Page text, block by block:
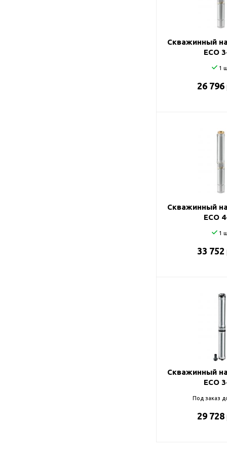
Подшипники
Джилекс
Скважинный
ECO
1
26 796
Скважинный
ECO
1
33 752
Скважинный
ECO
Под заказ
29 728